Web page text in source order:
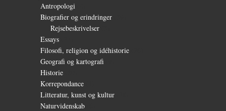
Antropologi
Biografier og erindringer
Rejsebeskrivelser
Essays
Filosofi, religion og idéhistorie
Geografi og kartografi
Historie
Korrepondance
Litteratur, kunst og kultur
Naturvidenskab